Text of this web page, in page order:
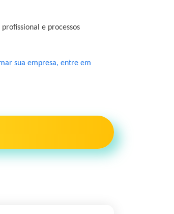
e processos
sua empresa, entre em